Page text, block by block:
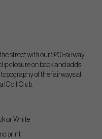
street with our 920 Fairway
closure on back and adds
of the fairways at
Golf Club.
or White
print